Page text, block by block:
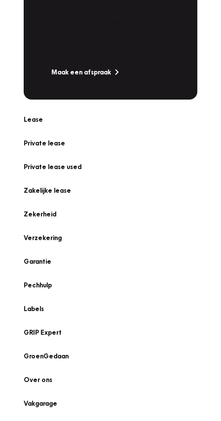
Maak een afspraak
Lease
Private lease
Private lease used
Zakelijke lease
Zekerheid
Verzekering
Garantie
Pechhulp
Labels
GRIP Expert
GroenGedaan
Over ons
Vakgarage